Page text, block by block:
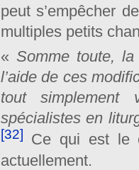
peut s’empêcher
multiples petits
« Somme toute,
l’aide de ces
tout simplement
spécialistes en
[32]
Ce qui est le
actuellement.